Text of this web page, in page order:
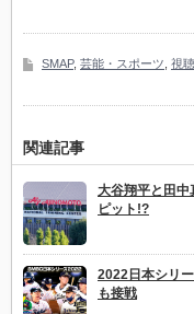
SMAP, 芸能・スポーツ 視
関連記事
大谷翔平と田中
ピット!?
2022日本シリ
も接戦